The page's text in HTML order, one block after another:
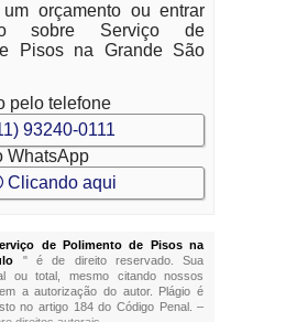
orçamento ou entrar
sobre Serviço de
Pisos na Grande São
pelo telefone
93240-0111
WhatsApp
Clicando aqui
de Polimento de Pisos na
" é de direito reservado. Sua
ou total, mesmo citando nossos
a autorização do autor. Plágio é
no artigo 184 do Código Penal. –